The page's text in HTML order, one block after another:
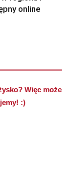
online
Więc może
:)